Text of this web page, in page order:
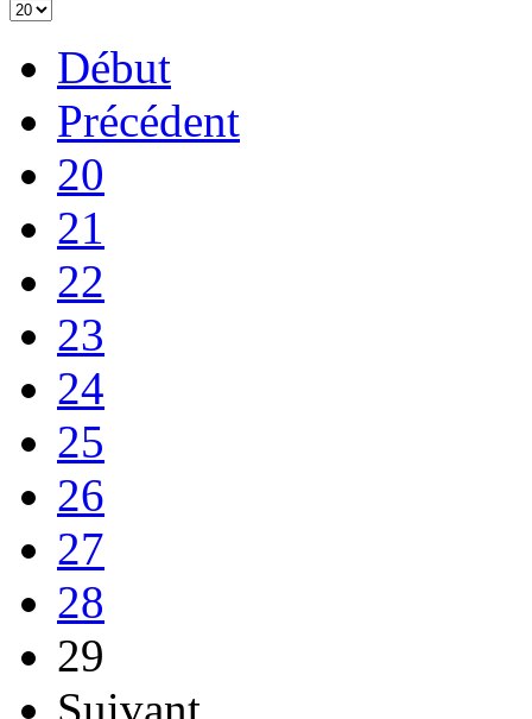
Début
Précédent
20
21
22
23
24
25
26
27
28
29